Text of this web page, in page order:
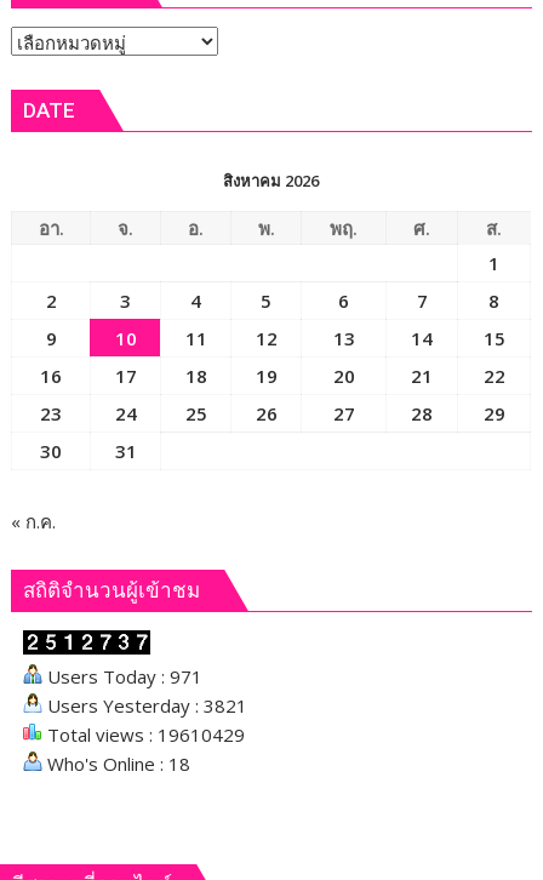
สหกรณ์
ยก
คุณภาพ
เกษตรกร
เปิด
หัวข้อ
DATE
สิงหาคม 2026
อา. จ. อ. พ. พฤ. ศ.
ส.
1
2
3 4 5 6 7
8
9
10 11 12 13 14
15
16
17 18 19 20 21
22
23
24 25 26 27 28
29
30
31
« ก.ค.
สถิติจำนวนผู้เข้าชม
Users Today : 971
Users Yesterday : 3821
Total views : 19610429
Who's Online : 18